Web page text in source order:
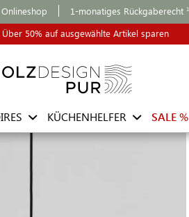
1-monatiges Rückgaberecht
Über 50% auf ausgewählte Artikel sparen
KÜCHENHELFER SALE %